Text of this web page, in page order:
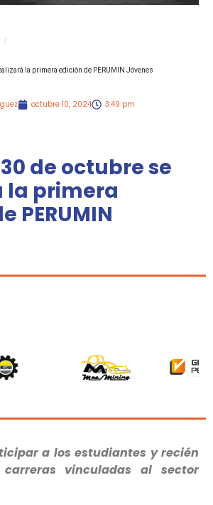
/
la primera edición de PERUMIN Jóvenes
octubre 10, 2024 3:49 pm
30 de octubre se
la primera
PERUMIN
a los estudiantes y recién
carreras vinculadas al sector